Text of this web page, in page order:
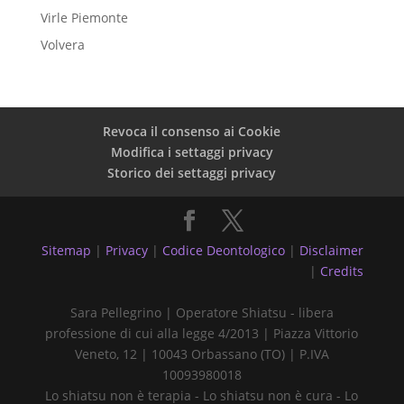
Virle Piemonte
Volvera
Revoca il consenso ai Cookie
Modifica i settaggi privacy
Storico dei settaggi privacy
Sitemap | Privacy | Codice Deontologico | Disclaimer
| Credits
Sara Pellegrino | Operatore Shiatsu - libera
professione di cui alla legge 4/2013 | Piazza Vittorio
Veneto, 12 | 10043 Orbassano (TO) | P.IVA
10093980018
Lo shiatsu non è terapia - Lo shiatsu non è cura - Lo